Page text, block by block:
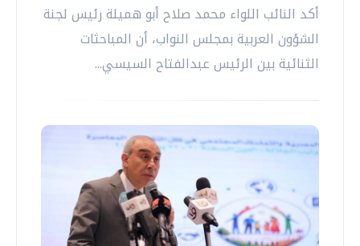
أكد النائب اللواء محمد صلاح أبو هميلة رئيس لجنة
الشؤون العربية بمجلس النواب، أن المباحثات
الثنائية بين الرئيس عبدالفتاح السيسي...